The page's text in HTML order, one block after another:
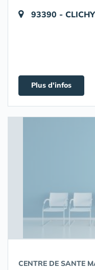
93390 -
Plus d'infos
CENTRE DE SANTE